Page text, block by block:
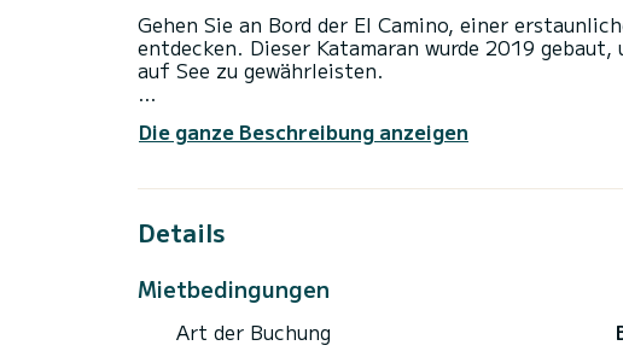
Gehen Sie an Bord der El Camino, einer
entdecken. Dieser Katamaran wurde 2019
auf See zu gewährleisten.
erleben. Sie können während der Kreuzfahrt bis
folgende Ausstattung: Autopilot,
Zögern Sie nicht, uns für ein Angebot zu
Die ganze Beschreibung anzeigen
Details
Mietbedingungen
Art der Buchung